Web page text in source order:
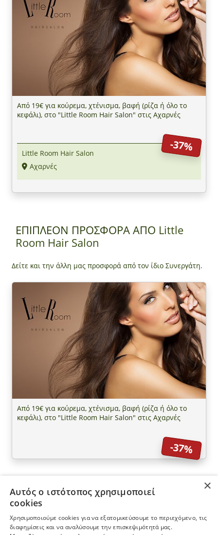
Από 19€ για κούρεμα, χτένισμα, βαφή (ρίζα ή όλο το
κεφάλι), στο "Little Room Hair Salon" στις Αχαρνές
-37%
Little Room Hair Salon
Αχαρνές
ΕΠΙΠΛΕΟΝ ΠΡΟΣΦΟΡΑ ΑΠΟ Little
Room Hair Salon
Δείτε και την άλλη μας προσφορά από τον ίδιο Συνεργάτη.
Από 19€ για κούρεμα, χτένισμα, βαφή (ρίζα ή όλο το
κεφάλι), στο "Little Room Hair Salon" στις Αχαρνές
-37%
ΠΛΗΡΟΦΟΡΙΕΣ
Η ΕΤΑΙΡΕΙΑ
×
Αυτός ο ιστότοπος χρησιμοποιεί
cookies
Χρησιμοποιούμε cookies για να εξατομικεύσουμε το περιεχόμενο, τις
διαφημίσεις και να αναλύσουμε την επισκεψιμότητά μας.